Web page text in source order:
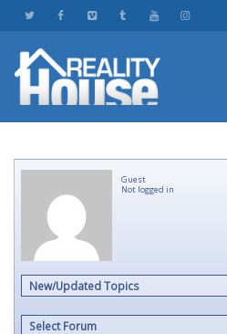
Guest
Not logged in
New/Updated Topics
Select Forum